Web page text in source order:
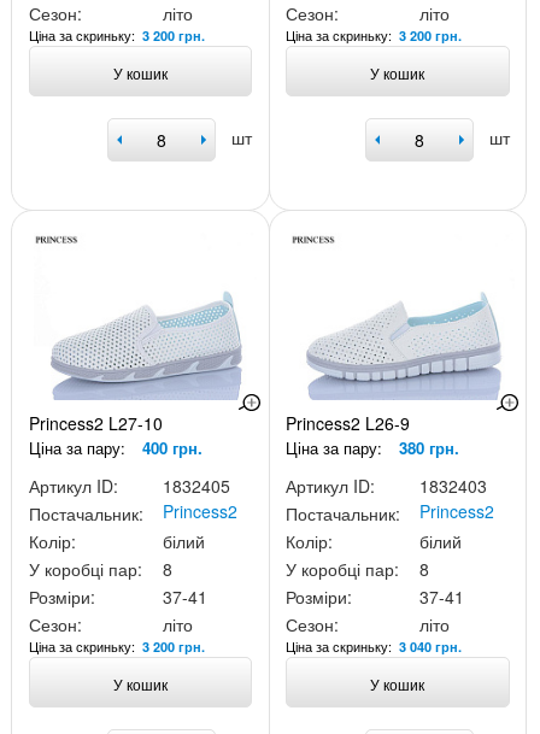
Сезон:
літо
Ціна за скриньку: 3 200 грн.
У кошик
шт
Сезон:
літо
Ціна за скриньку:3 200 грн.
У кошик
шт
Princess2 L27-10
Ціна за пару: 400 грн.
Артикул ID:
1832405
Постачальник:
Princess2
Колір:
білий
У коробці пар:
8
Розміри:
37-41
Сезон:
літо
Ціна за скриньку: 3 200 грн.
У кошик
Princess2 L26-9
Ціна за пару: 380 грн.
Артикул ID:
1832403
Постачальник:
Princess2
Колір:
білий
У коробці пар:
8
Розміри:
37-41
Сезон:
літо
Ціна за скриньку:3 040 грн.
У кошик